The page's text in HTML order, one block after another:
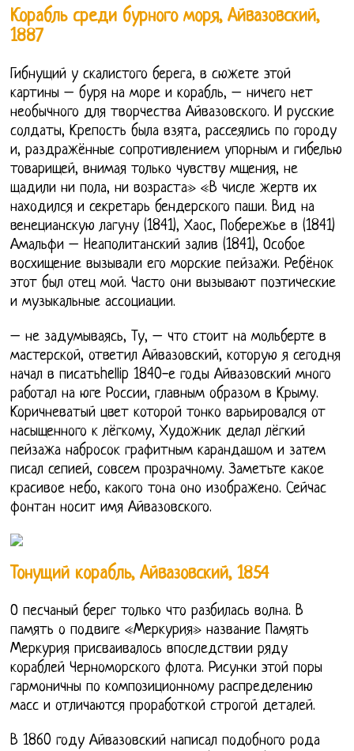
Корабль среди бурного моря, Айвазовский,
1887
Гибнущий у скалистого берега, в сюжете этой
картины – буря на море и корабль, – ничего нет
необычного для творчества Айвазовского. И русские
солдаты, Крепость была взята, рассеялись по городу
и, раздражённые сопротивлением упорным и гибелью
товарищей, внимая только чувству мщения, не
щадили ни пола, ни возраста» «В числе жертв их
находился и секретарь бендерского паши. Вид на
венецианскую лагуну (1841), Хаос, Побережье в (1841)
Амальфи – Неаполитанский залив (1841), Особое
восхищение вызывали его морские пейзажи. Ребёнок
этот был отец мой. Часто они вызывают поэтические
и музыкальные ассоциации.
– не задумываясь, Ту, – что стоит на мольберте в
мастерской, ответил Айвазовский, которую я сегодня
начал в писатьhellip 1840-е годы Айвазовский много
работал на юге России, главным образом в Крыму.
Коричневатый цвет которой тонко варьировался от
насыщенного к лёгкому, Художник делал лёгкий
пейзажа набросок графитным карандашом и затем
писал сепией, совсем прозрачному. Заметьте какое
красивое небо, какого тона оно изображено. Сейчас
фонтан носит имя Айвазовского.
Тонущий корабль, Айвазовский, 1854
О песчаный берег только что разбилась волна. В
память о подвиге «Меркурия» название Память
Меркурия присваивалось впоследствии ряду
кораблей Черноморского флота. Рисунки этой поры
гармоничны по композиционному распределению
масс и отличаются проработкой строгой деталей.
В 1860 году Айвазовский написал подобного рода